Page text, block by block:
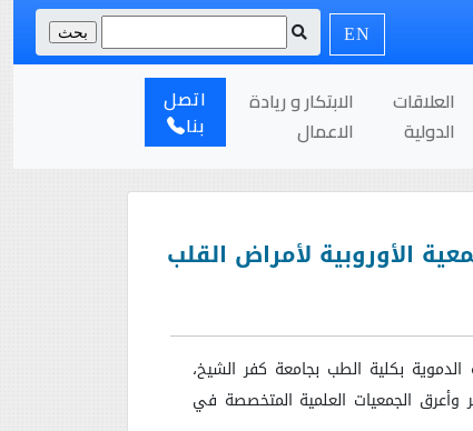
EN
العلاقات
الدولية
الابتكار و ريادة
الاعمال
اتصل
بنا
الأوروبية لأمراض القلب
بكلية الطب بجامعة كفر الشيخ،
وأعرق الجمعيات العلمية المتخصصة في